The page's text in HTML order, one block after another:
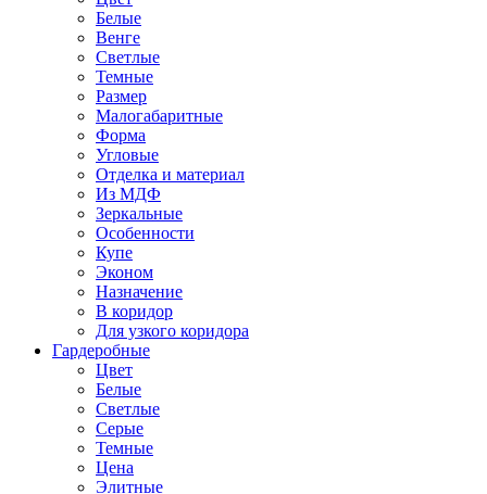
Белые
Венге
Светлые
Темные
Размер
Малогабаритные
Форма
Угловые
Отделка и материал
Из МДФ
Зеркальные
Особенности
Купе
Эконом
Назначение
В коридор
Для узкого коридора
Гардеробные
Цвет
Белые
Светлые
Серые
Темные
Цена
Элитные